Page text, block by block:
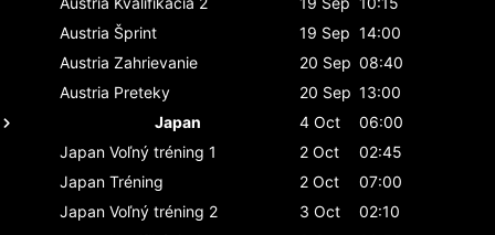
Austria Šprint 19 Sep 14:00
Austria Zahrievanie 20 Sep 08:40
Austria Preteky 20 Sep 13:00
Japan
4 Oct
06:00
Japan Voľný tréning 1 2 Oct
02:45
Japan Tréning 2 Oct
07:00
Japan Voľný tréning 2 3 Oct
02:10